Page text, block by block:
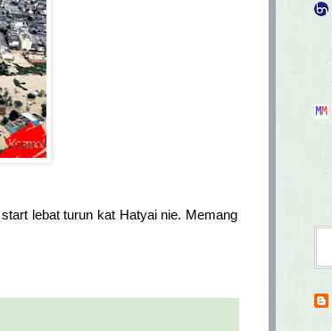
lebat turun kat Hatyai nie. Memang